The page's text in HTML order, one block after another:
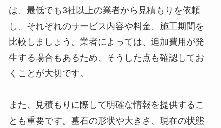
は、最低でも3社以上の業者から見積もりを依頼
し、それぞれのサービス内容や料金、施工期間を
比較しましょう。業者によっては、追加費用が発
生する場合もあるため、そうした点も確認してお
くことが大切です。
また、見積もりに際して明確な情報を提供するこ
とも重要です。墓石の形状や大きさ、現在の状態